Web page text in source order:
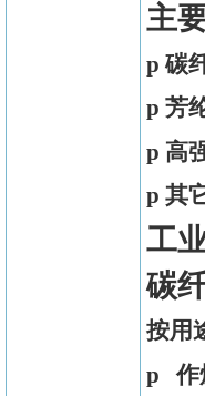
主
p 碳
p 芳
p 高
p 其
工
碳
按用
p作